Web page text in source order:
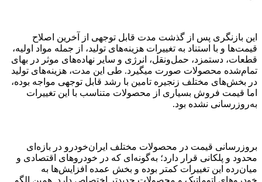
این بازنگری پس از گذشت مدت قابل توجهی از آخرین اصلاح
قیمت‌ها و با استناد به تغییرات هزینه‌های تولید، از جمله مواد اولیه،
قطعات، دستمزد، حمل‌ونقل، انرژی و سایر نهاده‌های موثر در بهای
تمام‌شده محصولات صورت میگیرد. طی این مدت، هزینه‌های تولید
در بخش‌های مختلف زنجیره تامین با رشد قابل توجهی مواجه بوده،
اما قیمت فروش بسیاری از محصولات متناسب با این تغییرات
به‌روزرسانی نشده بود.
بروزرسانی قیمت در محصولات مختلف ایران‌خودرو در بازه‌ای
محدود و پلکانی قرار دارد؛ به‌گونه‌ای که در خودروهای اقتصادی و
میان‌رده این تغییرات کمتر بوده و بخش عمده افزایش‌ها به
خودروهای اتوماتیک و محصولات جدیدتر اختصاص دارد. همین الگو